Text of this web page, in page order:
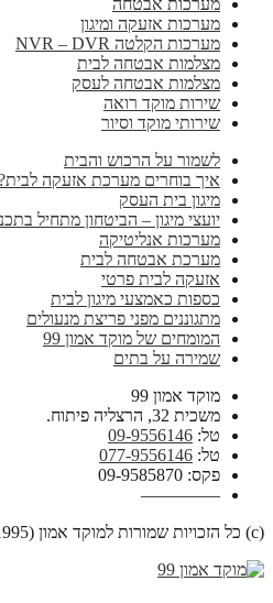
מערכות אבטחה
מערכות אזעקה ומיגון
מערכות הקלטה NVR – DVR
מצלמות אבטחה לבית
מצלמות אבטחה לעסק
שירות מוקד רואה
שירותי מוקד וסיור
לשמור על הרכוש והבית
איך בוחרים מערכת אזעקה
מיגון בית העסק
יועצי מיגון – הביטחון מתחיל
מערכות אנליטיקה
מערכת אבטחה לבית
אזעקה לבית פרטי
כספות כאמצעי מיגון לבית
מתגוננים מפני פריצת מנעולים
המומחים של מוקד אמון 99
שמירה על בתים
מוקד אמון 99
משכית 32, הרצליה פיתוח.
טל: 09-9556146
טל: 077-9556146
פקס: 09-9585870
————–
(c) כל הזכויות שמורות למוקד אמון (1995) בקרה וסיור בע”מ